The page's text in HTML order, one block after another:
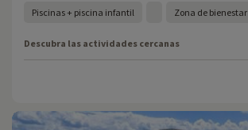
Piscinas + piscina infantil Zona de bienestar
Descubra las actividades cercanas